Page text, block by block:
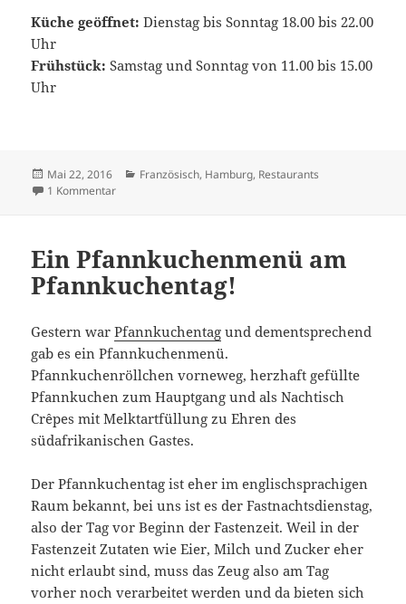
Küche geöffnet:Dienstag bis Sonntag 18.00 bis 22.00
Uhr
Frühstück:Samstag und Sonntag von 11.00 bis 15.00
Uhr
Veröffentlicht
am
Mai 22, 2016 Kategorien
Französisch, Hamburg, Restaurants
1 Kommentarzu Bistro Carmagnole in Hamburg
Ein Pfannkuchenmenü am
Pfannkuchentag!
Gestern warPfannkuchentag und dementsprechend
gab es ein Pfannkuchenmenü.
Pfannkuchenröllchen vorneweg, herzhaft gefüllte
Pfannkuchen zum Hauptgang und als Nachtisch
Crêpes mit Melktartfüllung zu Ehren des
südafrikanischen Gastes.
Der Pfannkuchentag ist eher im englischsprachigen
Raum bekannt, bei uns ist es der Fastnachtsdienstag,
also der Tag vor Beginn der Fastenzeit. Weil in der
Fastenzeit Zutaten wie Eier, Milch und Zucker eher
nicht erlaubt sind, muss das Zeug also am Tag
vorher noch verarbeitet werden und da bieten sich